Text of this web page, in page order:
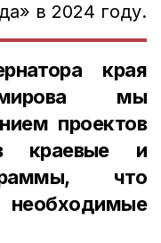
в 2024 году.
края
мы
проектов
краевые и
что